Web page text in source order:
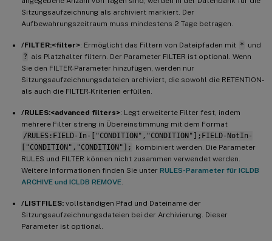
Sitzungsaufzeichnung als archiviert markiert. Der
Aufbewahrungszeitraum muss mindestens 2 Tage betragen.
/FILTER:<filter>: Ermöglicht das Filtern von Dateipfaden mit * und
? als Platzhalter filtern. Der Parameter FILTER ist optional. Wenn
Sie den FILTER-Parameter hinzufügen, werden nur
Sitzungsaufzeichnungsdateien archiviert, die sowohl die RETENTION-
als auch die FILTER-Kriterien erfüllen.
/RULES:<advanced filters>: Legt erweiterte Filter fest, indem
mehrere Filter streng in Übereinstimmung mit dem Format
/RULES:FIELD-In-["CONDITION","CONDITION"];FIELD-NotIn-
["CONDITION","CONDITION"];
kombiniert werden. Die Parameter
RULES und FILTER können nicht zusammen verwendet werden.
Weitere Informationen finden Sie unter RULES-Parameter für ICLDB
ARCHIVE und ICLDB REMOVE
/LISTFILES: vollständigen Pfad und Dateiname der
Sitzungsaufzeichnungsdateien bei der Archivierung. Dieser
Parameter ist optional.